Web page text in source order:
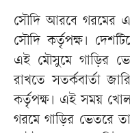
সৌদি আরবে গরমের
সৌদি কর্তৃপক্ষ।
এই মৌসুমে গাড়ির
রাখতে সতর্কবার্তা
কর্তৃপক্ষ। এই সময়
গরমে গাড়ির ভেতরে